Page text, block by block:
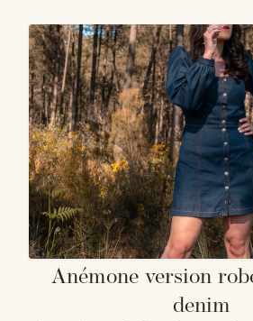
Anémone version
denim